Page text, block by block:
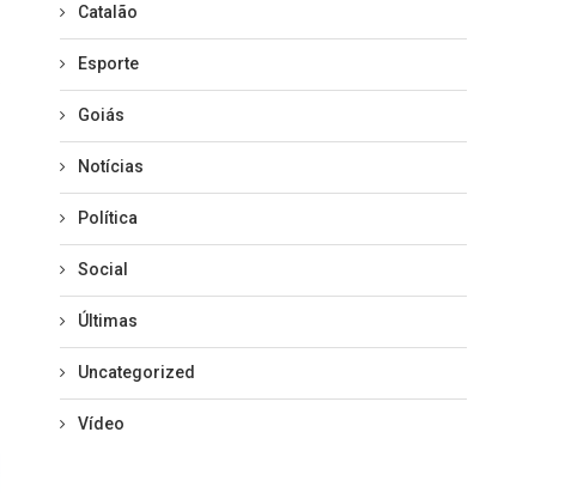
Catalão
Esporte
Goiás
Notícias
Política
Social
Últimas
Uncategorized
Vídeo